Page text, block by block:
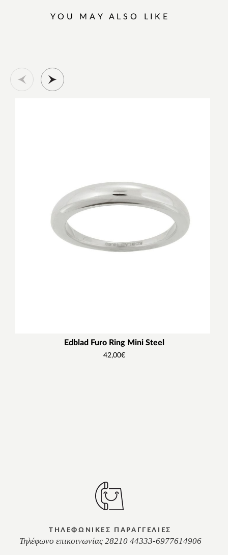
YOU MAY ALSO LIKE
Edblad Furo Ring Mini Steel
42,00€
ΤΗΛΕΦΩΝΙΚΕΣ ΠΑΡΑΓΓΕΛΙΕΣ
Τηλέφωνο επικοινωνίας 28210 44333-6977614906